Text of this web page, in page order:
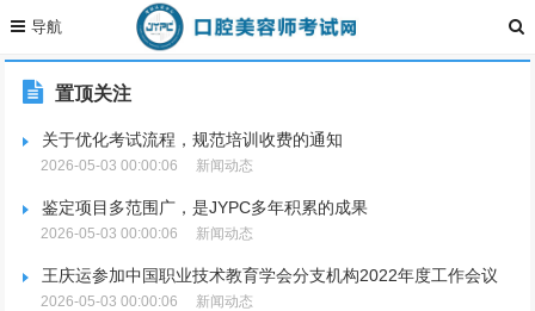
置顶关注
关于优化考试流程，规范培训收费的通知
2026-05-03 00:00:06 新闻动态
鉴定项目多范围广，是JYPC多年积累的成果
2026-05-03 00:00:06 新闻动态
王庆运参加中国职业技术教育学会分支机构2022年度工作会议
2026-05-03 00:00:06 新闻动态